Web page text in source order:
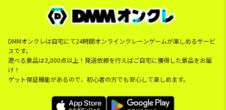
DMMオンクレは自宅にて24時間オンラインクレーンゲームが楽しめるサービ
スです。
遊べる景品は3,000点以上！発送依頼を行えばご自宅に獲得した景品をお届
け！
ゲット保証機能があるので、初心者の方でも安心して楽しめます。